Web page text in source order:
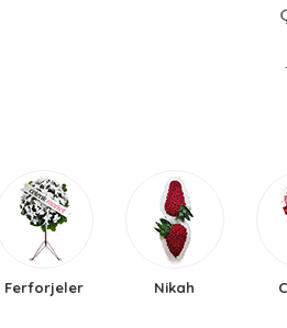
Ferforjeler Nikah